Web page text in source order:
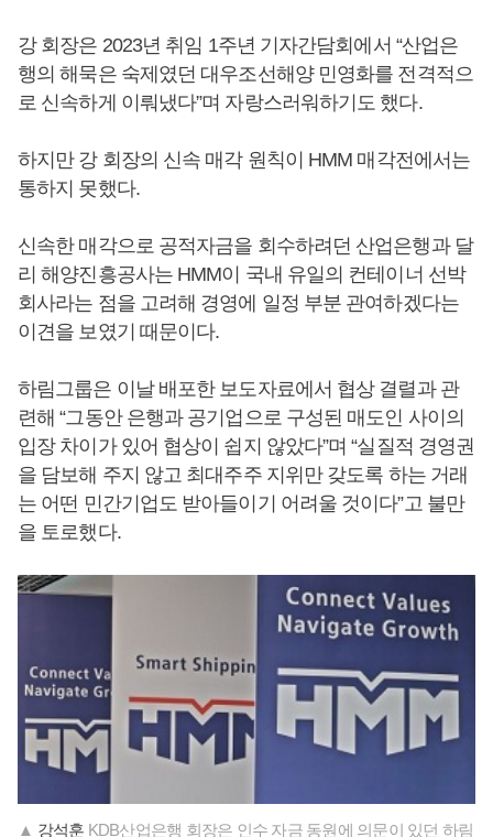
강 회장은 2023년 취임 1주년 기자간담회에서 “산업은
행의 해묵은 숙제였던 대우조선해양 민영화를 전격적으
로 신속하게 이뤄냈다”며 자랑스러워하기도 했다.
하지만 강 회장의 신속 매각 원칙이 HMM 매각전에서는
통하지 못했다.
신속한 매각으로 공적자금을 회수하려던 산업은행과 달
리 해양진흥공사는 HMM이 국내 유일의 컨테이너 선박
회사라는 점을 고려해 경영에 일정 부분 관여하겠다는
이견을 보였기 때문이다.
하림그룹은 이날 배포한 보도자료에서 협상 결렬과 관
련해 “그동안 은행과 공기업으로 구성된 매도인 사이의
입장 차이가 있어 협상이 쉽지 않았다”며 “실질적 경영권
을 담보해 주지 않고 최대주주 지위만 갖도록 하는 거래
는 어떤 민간기업도 받아들이기 어려울 것이다”고 불만
을 토로했다.
▲ 강석훈 KDB산업은행 회장은 인수 자금 동원에 의문이 있던 하림